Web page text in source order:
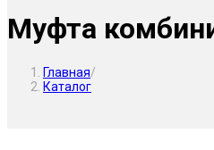
Муфта
Главная/
Каталог